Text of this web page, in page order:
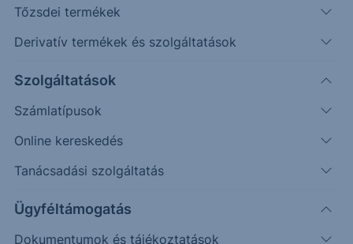
Tőzsdei termékek
Derivatív termékek és szolgáltatások
Szolgáltatások
Számlatípusok
Online kereskedés
Tanácsadási szolgáltatás
Ügyféltámogatás
Dokumentumok és tájékoztatások